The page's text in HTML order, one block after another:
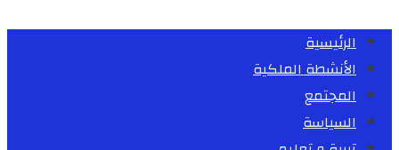
الرئيسية
الأنشطة الملكية
المجتمع
السياسة